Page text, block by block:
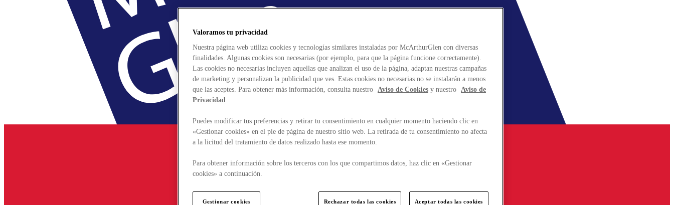
Valoramos tu privacidad
Nuestra página web utiliza cookies y tecnologías similares instaladas por McArthurGlen con diversas
finalidades. Algunas cookies son necesarias (por ejemplo, para que la página funcione correctamente).
Las cookies no necesarias incluyen aquellas que analizan el uso de la página, adaptan nuestras campañas
de marketing y personalizan la publicidad que ves. Estas cookies no necesarias no se instalarán a menos
que las aceptes. Para obtener más información, consulta nuestro Aviso de Cookies y nuestro Aviso de
Privacidad.
Puedes modificar tus preferencias y retirar tu consentimiento en cualquier momento haciendo clic en
«Gestionar cookies» en el pie de página de nuestro sitio web. La retirada de tu consentimiento no afecta
a la licitud del tratamiento de datos realizado hasta ese momento.
Para obtener información sobre los terceros con los que compartimos datos, haz clic en «Gestionar
cookies» a continuación.
Gestionar cookies Rechazar todas las cookies Aceptar todas las cookies